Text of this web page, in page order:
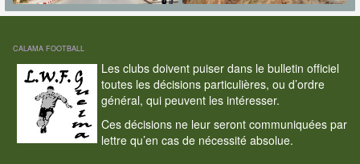
CALAMA FOOTBALL
Les clubs doivent puiser dans le bulletin officiel
toutes les décisions particulières, ou d’ordre
général, qui peuvent les intéresser.
Ces décisions ne leur seront communiquées par
lettre qu’en cas de nécessité absolue.